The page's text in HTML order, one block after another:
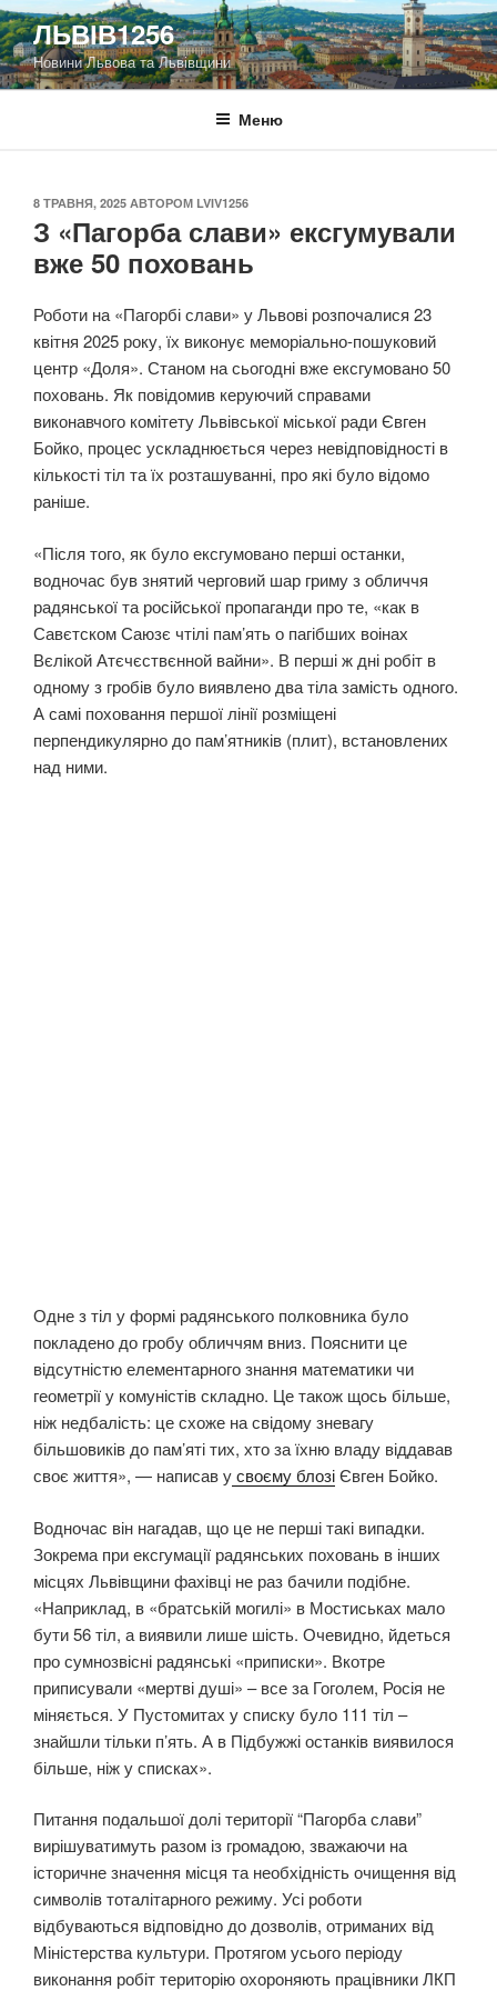
Перейти
до
вмісту
ЛЬВІВ1256
Новини Львова та Львівщини
Меню
ОПУБЛІКОВАНО
8 ТРАВНЯ, 2025 АВТОРОМ LVIV1256
З «Пагорба слави» ексгумували
вже 50 поховань
Роботи на «Пагорбі слави» у Львові розпочалися 23
квітня 2025 року, їх виконує меморіально-пошуковий
центр «Доля». Станом на сьогодні вже ексгумовано 50
поховань. Як повідомив керуючий справами
виконавчого комітету Львівської міської ради Євген
Бойко, процес ускладнюється через невідповідності в
кількості тіл та їх розташуванні, про які було відомо
раніше.
«Після того, як було ексгумовано перші останки,
водночас був знятий черговий шар гриму з обличчя
радянської та російської пропаганди про те, «как в
Савєтском Саюзє чтілі пам’ять о пагібших воінах
Вєлікой Атєчєствєнной вайни». В перші ж дні робіт в
одному з гробів було виявлено два тіла замість одного.
А самі поховання першої лінії розміщені
перпендикулярно до пам’ятників (плит), встановлених
над ними.
Одне з тіл у формі радянського полковника було
покладено до гробу обличчям вниз. Пояснити це
відсутністю елементарного знання математики чи
геометрії у комуністів складно. Це також щось більше,
ніж недбалість: це схоже на свідому зневагу
більшовиків до пам’яті тих, хто за їхню владу віддавав
своє життя», — написав усвоєму блозіЄвген Бойко.
Водночас він нагадав, що це не перші такі випадки.
Зокрема при ексгумації радянських поховань в інших
місцях Львівщини фахівці не раз бачили подібне.
«Наприклад, в «братській могилі» в Мостиськах мало
бути 56 тіл, а виявили лише шість. Очевидно, йдеться
про сумнозвісні радянські «приписки». Вкотре
приписували «мертві душі» – все за Гоголем, Росія не
міняється. У Пустомитах у списку було 111 тіл –
знайшли тільки п’ять. А в Підбужжі останків виявилося
більше, ніж у списках».
Питання подальшої долі території “Пагорба слави”
вирішуватимуть разом із громадою, зважаючи на
історичне значення місця та необхідність очищення від
символів тоталітарного режиму. Усі роботи
відбуваються відповідно до дозволів, отриманих від
Міністерства культури. Протягом усього періоду
виконання робіт територію охороняють працівники ЛКП